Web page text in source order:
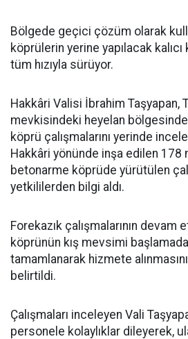
Bölgede geçici çözüm olarak
köprülerin yerine yapılacak
tüm hızıyla sürüyor.
Hakkâri Valisi İbrahim Taşyapan,
mevkisindeki heyelan bölgesinde
köprü çalışmalarını yerinde
Hakkâri yönünde inşa edilen
betonarme köprüde yürütülen
yetkililerden bilgi aldı.
Forekazık çalışmalarının devam
köprünün kış mevsimi
tamamlanarak hizmete
belirtildi.
Çalışmaları inceleyen Vali
personele kolaylıklar dileyerek,